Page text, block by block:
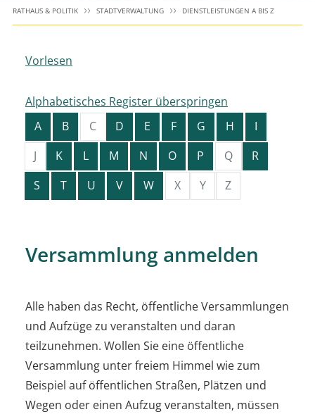
RATHAUS & POLITIK STADTVERWALTUNG DIENSTLEISTUNGEN A BIS Z
Vorlesen
Alphabetisches Register überspringen
A
B C D E F G H
I
J
K L M N O P Q
R
S
T U V W X Y Z
Versammlung anmelden
Alle haben das Recht, öffentliche Versammlungen
und Aufzüge zu veranstalten und daran
teilzunehmen. Wollen Sie eine öffentliche
Versammlung unter freiem Himmel wie zum
Beispiel auf öffentlichen Straßen, Plätzen und
Wegen oder einen Aufzugveranstalten, müssen